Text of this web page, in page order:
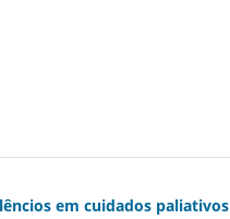
em cuidados paliativos